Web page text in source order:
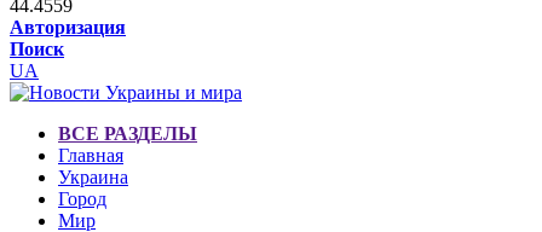
44.4559
Авторизация
Поиск
UA
ВСЕ РАЗДЕЛЫ
Главная
Украина
Город
Мир